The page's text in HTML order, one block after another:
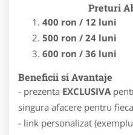
Preturi
400 ron / 12 luni
500 ron / 24 luni
600 ron / 36 luni
Beneficii si Avantaje
- prezenta EXCLUSIVA
singura afacere pentru
- link personalizat